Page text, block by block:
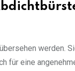
werden.
für eine